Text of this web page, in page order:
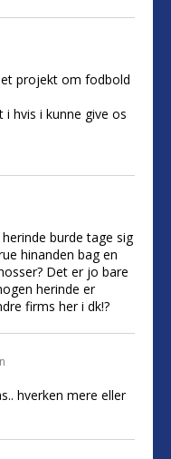
projekt om fodbold
hvis i kunne give os
burde tage sig
hinanden bag en
Det er jo bare
herinde er
firms her i dk!?
hverken mere eller